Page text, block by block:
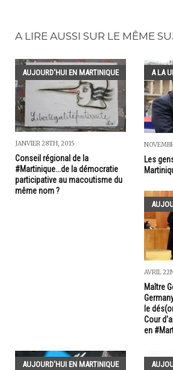
A LIRE AUSSI SUR LE MÊME
AUJOURD'HUI EN MARTINIQUE
JANVIER 28TH, 2015
Conseil régional de la
#Martinique...de la démocratie
participative au macoutisme du
même nom ?
A LA
Les
AVRIL
Maître
le
Cour
en
AUJOURD'HUI EN MARTINIQUE